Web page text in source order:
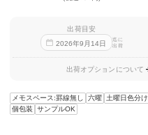
出荷目安
2026年9 月 14日
迄に
出荷
出荷オプションについて
メモスペース:罫線無し 六曜
土曜日色分け
個包装
サンプルOK